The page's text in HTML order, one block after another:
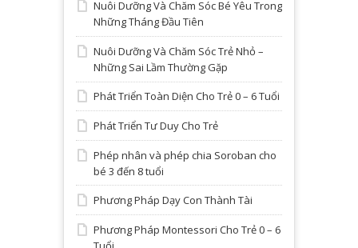
Nuôi Dưỡng Và Chăm Sóc Bé Yêu Trong
Những Tháng Đầu Tiên
Nuôi Dưỡng Và Chăm Sóc Trẻ Nhỏ –
Những Sai Lầm Thường Gặp
Phát Triển Toàn Diện Cho Trẻ 0 – 6 Tuổi
Phát Triển Tư Duy Cho Trẻ
Phép nhân và phép chia Soroban cho
bé 3 đến 8 tuổi
Phương Pháp Dạy Con Thành Tài
Phương Pháp Montessori Cho Trẻ 0 – 6